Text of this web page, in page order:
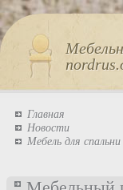
Главная
Новости
Мебель для спальни